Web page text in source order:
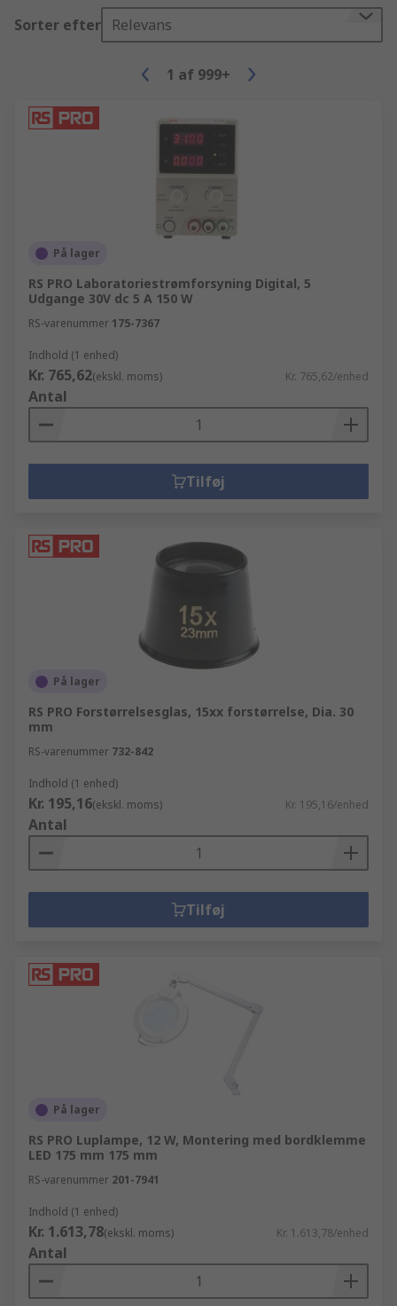
Sorter efter Relevans
1 af 999+
På lager
RS PRO Laboratoriestrømforsyning Digital, 5
Udgange 30V dc 5 A 150 W
RS-varenummer 175-7367
Indhold (1 enhed)
Kr. 765,62(ekskl. moms) Kr. 765,62/enhed
Antal
Tilføj
På lager
RS PRO Forstørrelsesglas, 15xx forstørrelse, Dia. 30
mm
RS-varenummer 732-842
Indhold (1 enhed)
Kr. 195,16(ekskl. moms) Kr. 195,16/enhed
Antal
Tilføj
På lager
RS PRO Luplampe, 12 W, Montering med bordklemme
LED 175 mm 175 mm
RS-varenummer 201-7941
Indhold (1 enhed)
Kr. 1.613,78(ekskl. moms) Kr. 1.613,78/enhed
Antal